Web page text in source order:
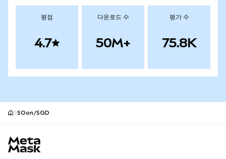
평점
4.7
다운로드 수
50M+
평가 수
75.8K
SOon/SGD